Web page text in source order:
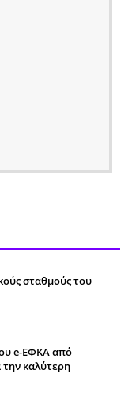
σταθμούς του
e-ΕΦΚΑ από
την καλύτερη